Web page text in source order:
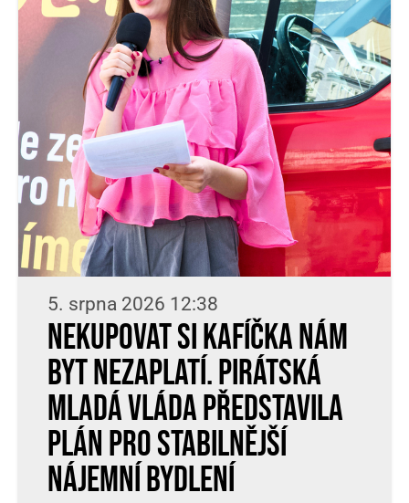
5. srpna 2026 12:38
Nekupovat si kafíčka nám
byt nezaplatí. Pirátská
Mladá vláda představila
plán pro stabilnější
nájemní bydlení